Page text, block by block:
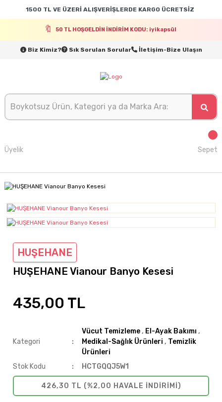
1500 TL VE ÜZERİ ALIŞVERİŞLERDE KARGO ÜCRETSİZ
50 TL HOŞGELDİN İNDİRİM KODU: iyikapsül
Biz Kimiz? Sık Sorulan Sorular İletişim-Bize Ulaşın
Üyelik Sepet
HUŞEHANE
HUŞEHANE Vianour Banyo Kesesi
435,00 TL
Kategori
Vücut Temizleme, El-Ayak Bakımı ,
Medikal-Sağlık Ürünleri , Temizlik
Ürünleri
Stok Kodu
HCTGQQJ5W1
426,30 TL (%2,00 HAVALE INDIRIMI)